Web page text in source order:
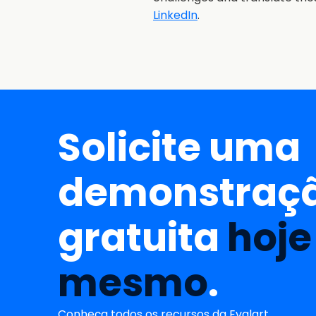
LinkedIn.
Solicite uma
gratuita hoje
mesmo.